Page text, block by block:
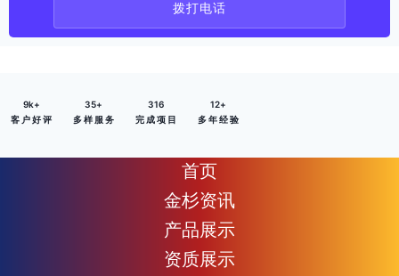
拨打电话
客 户 好 评
9k+
多 样 服 务
35+
完 成 项 目
316
多 年 经 验
12+
首页
金杉资讯
产品展示
资质展示